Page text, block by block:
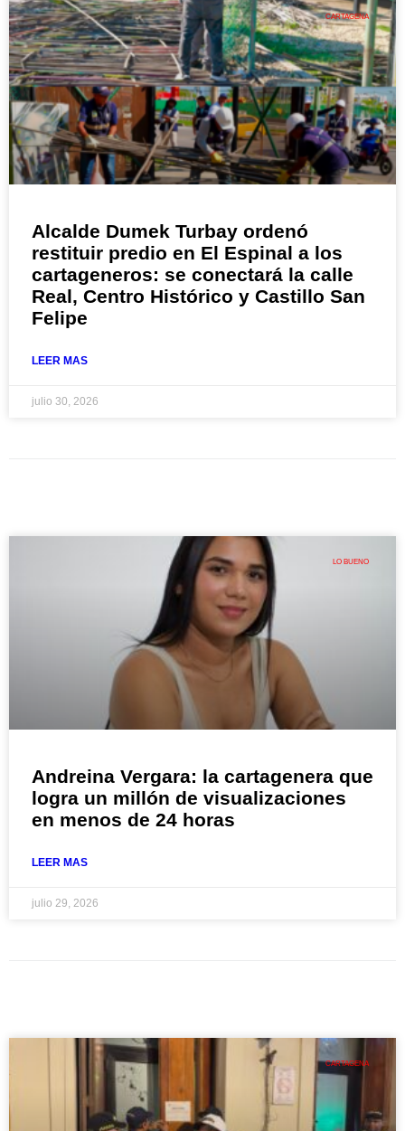
CARTAGENA
Alcalde Dumek Turbay ordenó
restituir predio en El Espinal a los
cartageneros: se conectará la calle
Real, Centro Histórico y Castillo San
Felipe
LEER MAS
julio 30, 2026
LO BUENO
Andreina Vergara: la cartagenera que
logra un millón de visualizaciones
en menos de 24 horas
LEER MAS
julio 29, 2026
CARTAGENA